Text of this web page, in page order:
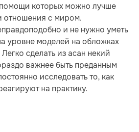
которых можно лучше
отношения с миром.
и не нужно уметь
уровне моделей на обложках
сделать из асан некий
важнее быть преданным
исследовать то, как
на практику.